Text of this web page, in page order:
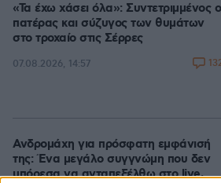
«Τα έχω χάσει όλα»: Συντετριμμένος ο
πατέρας και σύζυγος των θυμάτων
στο τροχαίο στις Σέρρες
07.08.2026, 14:57
Ανδρομάχη για πρόσφατη εμφάνισή
της: Ένα μεγάλο συγγνώμη που δεν
μπόρεσα να ανταπεξέλθω στο live,